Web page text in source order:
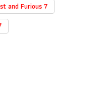
and Furious 7